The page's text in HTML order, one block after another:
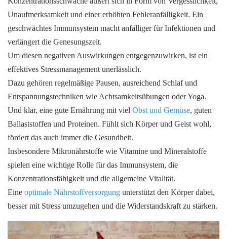
Unaufmerksamkeit und einer erhöhten Fehleranfälligkeit. Ein
geschwächtes Immunsystem macht anfälliger für Infektionen und
verlängert die Genesungszeit.
Um diesen negativen Auswirkungen entgegenzuwirken, ist ein
effektives Stressmanagement unerlässlich.
Dazu gehören regelmäßige Pausen, ausreichend Schlaf und
Entspannungstechniken wie Achtsamkeitsübungen oder Yoga.
Und klar, eine gute Ernährung mit viel Obst und Gemüse, guten
Ballaststoffen und Proteinen. Fühlt sich Körper und Geist wohl,
fördert das auch immer die Gesundheit.
Insbesondere Mikronährstoffe wie Vitamine und Mineralstoffe
spielen eine wichtige Rolle für das Immunsystem, die
Konzentrationsfähigkeit und die allgemeine Vitalität.
Eine optimale Nährstoffversorgung unterstützt den Körper dabei,
besser mit Stress umzugehen und die Widerstandskraft zu stärken.